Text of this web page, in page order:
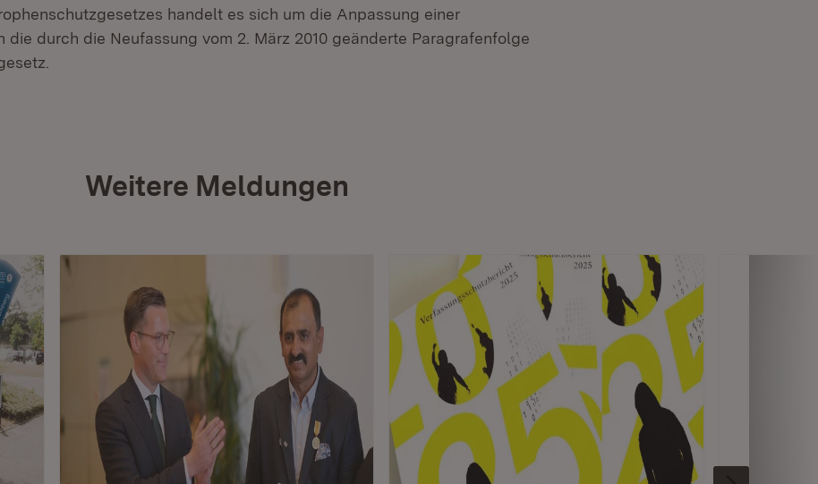
handelt es sich um die Anpassung einer
die durch die Neufassung vom 2. März 2010 geänderte Paragrafenfolge
Weitere Meldungen